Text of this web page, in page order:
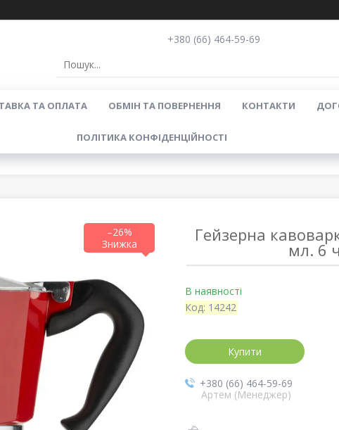
+380 (66) 464-59-69
ТА ОПЛАТА ОБМІН ТА ПОВЕРНЕННЯ КОНТАКТИ
ПОЛІТИКА КОНФІДЕНЦІЙНОСТІ
–26% Гейзерна
мл. 6
В наявності
Код: 14242
Купити
+380 (66) 464-59-69
Артем (Менеджер)